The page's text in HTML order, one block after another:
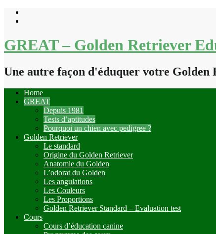
Skip
GREAT – Golden Retriever
Une autre façon d'éduquer votre Golden
Home
GREAT
Depuis 1981
Tests d’aptitudes
Pourquoi un chien avec pedigree ?
Golden Retriever
Le standard
Origine du Golden Retriever
Anatomie du Golden
L’odorat du Golden
Les angulations
Les Couleurs
Les Proportions
Golden Retriever Standard – Evaluation test
Cours
Cours d’éducation canine